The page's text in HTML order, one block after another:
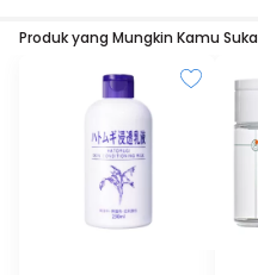
Produk yang Mungkin Kamu Suka